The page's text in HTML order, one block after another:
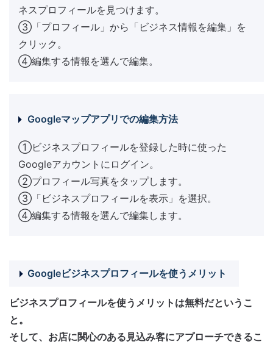
ネスプロフィールを見つけます。
③「プロフィール」から「ビジネス情報を編集」を
クリック。
④編集する情報を選んで編集。
Googleマップアプリでの編集方法
①ビジネスプロフィールを登録した時に使った
Googleアカウントにログイン。
②プロフィール写真をタップします。
③「ビジネスプロフィールを表示」を選択。
④編集する情報を選んで編集します。
Googleビジネスプロフィールを使うメリット
ビジネスプロフィールを使うメリットは無料だというこ
と。
そして、お店に関心のある見込み客にアプローチできるこ